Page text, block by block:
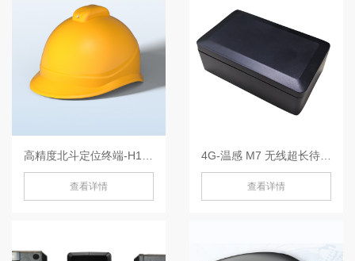
查看详情 查看详情